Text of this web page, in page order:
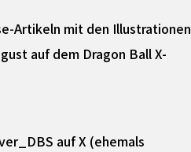
Artikeln mit den Illustrationen
auf dem Dragon Ball X-
auf X (ehemals